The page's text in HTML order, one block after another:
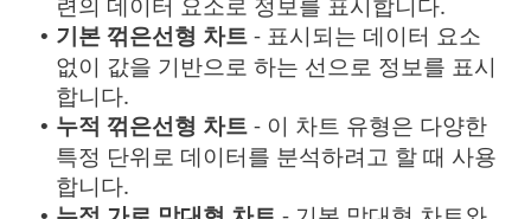
• 기본 꺾은선형 차트 - 표시되는 데이터 요소
없이 값을 기반으로 하는 선으로 정보를 표시
합니다.
• 누적 꺾은선형 차트 - 이 차트 유형은 다양한
특정 단위로 데이터를 분석하려고 할 때 사용
합니다.